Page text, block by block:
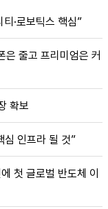
·로보틱스 핵심”
은 줄고 프리미엄은 커
확보
심 인프라 될 것”
첫 글로벌 반도체 이